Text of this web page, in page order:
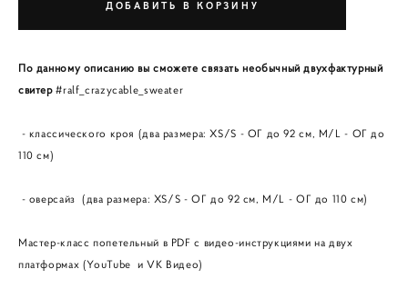
ДОБАВИТЬ В КОРЗИНУ
По данному описанию вы сможете связать необычный двухфактурный
свитер#ralf_crazycable_sweater
- классического кроя (два размера: XS/S - ОГ до 92 см, M/L - ОГ до
110 см)
- оверсайз (два размера: XS/S - ОГ до 92 см, M/L - ОГ до 110 см)
Мастер-класс попетельный в PDF с видео-инструкциями на двух
платформах (YouTube и VK Видео)